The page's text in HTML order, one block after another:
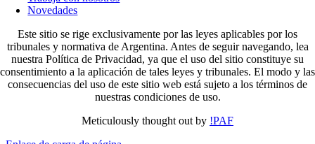
Novedades
Este sitio se rige exclusivamente por las leyes aplicables por los
tribunales y normativa de Argentina. Antes de seguir navegando, lea
nuestra Política de Privacidad, ya que el uso del sitio constituye su
consentimiento a la aplicación de tales leyes y tribunales. El modo y las
consecuencias del uso de este sitio web está sujeto a los términos de
nuestras condiciones de uso.
Meticulously thought out by !PAF